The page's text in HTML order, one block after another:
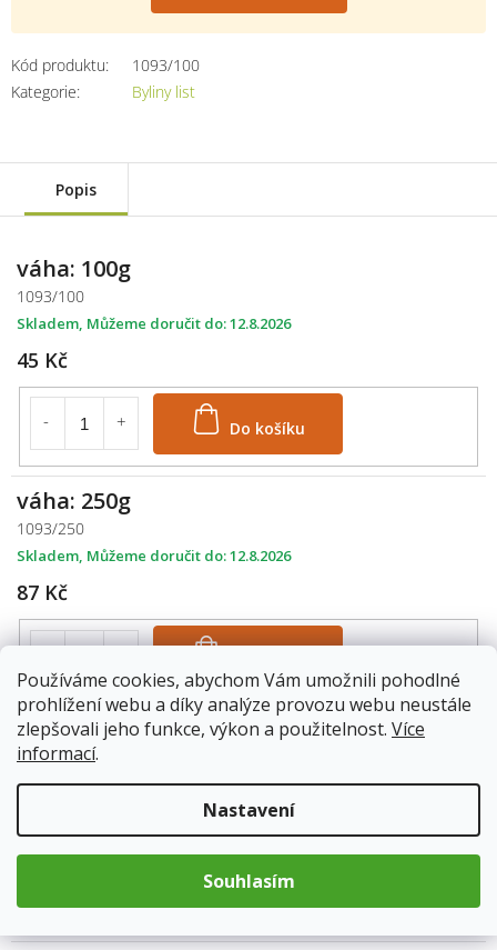
Používáme cookies, abychom Vám umožnili pohodlné
prohlížení webu a díky analýze provozu webu neustále
zlepšovali jeho funkce, výkon a použitelnost. Více
informací.
Nastavení
Souhlasím
Kód produktu:
1093/100
Kategorie: Byliny list
Popis
váha: 100g
1093/100
45 Kč
Do košíku
Skladem 12.8.2026
váha: 250g
1093/250
87 Kč
Do košíku
Skladem 12.8.2026
váha: 500g
1093/500
Do košíku
Skladem 12.8.2026